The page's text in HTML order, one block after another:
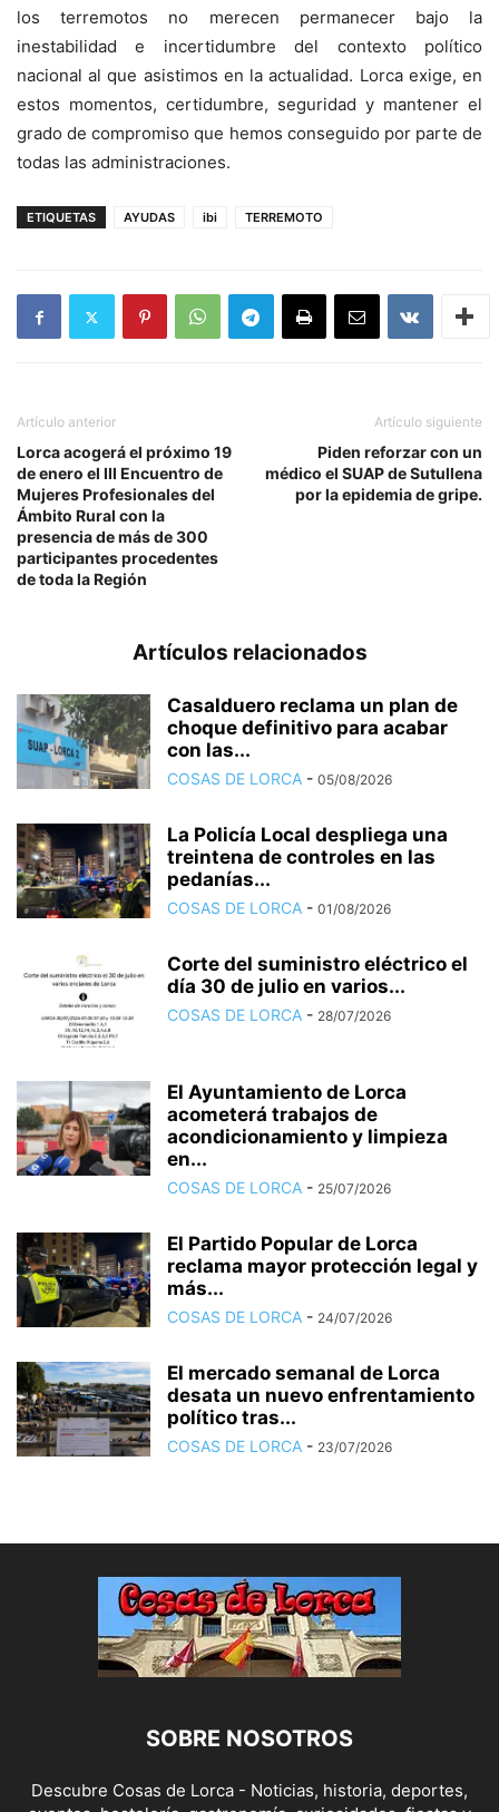
los terremotos no merecen permanecer bajo la
inestabilidad e incertidumbre del contexto político
nacional al que asistimos en la actualidad. Lorca exige, en
estos momentos, certidumbre, seguridad y mantener el
grado de compromiso que hemos conseguido por parte de
todas las administraciones.
ETIQUETAS AYUDAS ibi TERREMOTO
Artículo anterior
Lorca acogerá el próximo 19
de enero el III Encuentro de
Mujeres Profesionales del
Ámbito Rural con la
presencia de más de 300
participantes procedentes
de toda la Región
Artículo siguiente
Piden reforzar con un
médico el SUAP de Sutullena
por la epidemia de gripe.
Artículos relacionados
Casalduero reclama un plan de
choque definitivo para acabar
con las...
COSAS DE LORCA - 05/08/2026
La Policía Local despliega una
treintena de controles en las
pedanías...
COSAS DE LORCA - 01/08/2026
Corte del suministro eléctrico el
día 30 de julio en varios...
COSAS DE LORCA - 28/07/2026
El Ayuntamiento de Lorca
acometerá trabajos de
acondicionamiento y limpieza
en...
COSAS DE LORCA - 25/07/2026
El Partido Popular de Lorca
reclama mayor protección legal y
más...
COSAS DE LORCA - 24/07/2026
El mercado semanal de Lorca
desata un nuevo enfrentamiento
político tras...
COSAS DE LORCA - 23/07/2026
SOBRE NOSOTROS
Descubre Cosas de Lorca - Noticias, historia, deportes,